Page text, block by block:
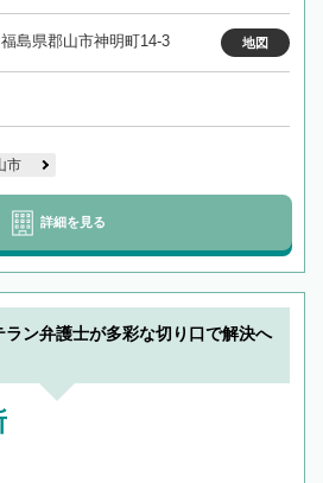
島県郡山市神明町14-3 地図
市
詳細を見る
ン弁護士が多彩な切り口で解決へ